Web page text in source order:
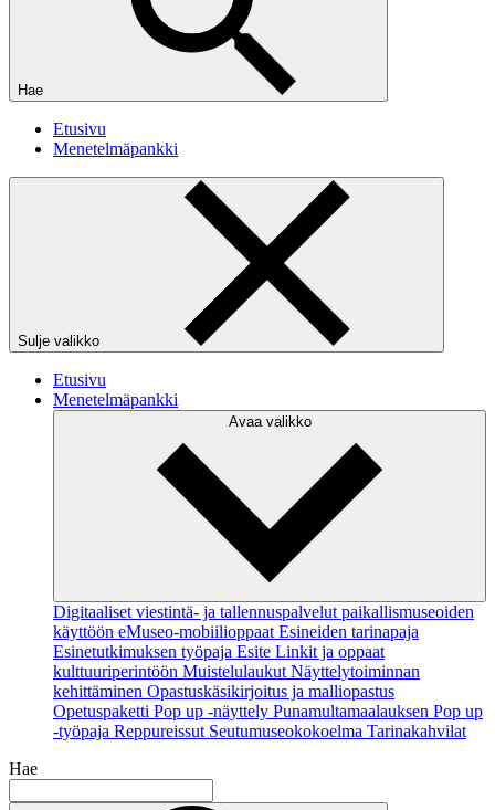
Hae
Etusivu
Menetelmäpankki
Sulje valikko
Etusivu
Menetelmäpankki
Avaa valikko
Digitaaliset viestintä- ja tallennuspalvelut paikallismuseoiden
käyttöön eMuseo-mobiilioppaat Esineiden tarinapaja
Esinetutkimuksen työpaja Esite Linkit ja oppaat
kulttuuriperintöön Muistelulaukut Näyttelytoiminnan
kehittäminen Opastuskäsikirjoitus ja malliopastus
Opetuspaketti Pop up -näyttely Punamultamaalauksen Pop up
-työpaja Reppureissut Seutumuseokokoelma Tarinakahvilat
Hae